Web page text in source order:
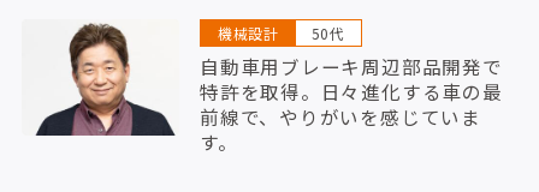
機械設計 50代
自動車用ブレーキ周辺部品開発で
特許を取得。日々進化する車の最
前線で、やりがいを感じていま
す。